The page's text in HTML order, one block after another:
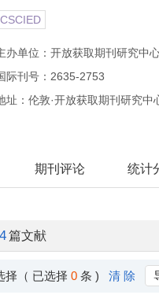
CSCIED
办单位：开放获取期刊研究中
际刊号：2635-2753
址：伦敦·开放获取期刊研究中
期刊评论 统计
4篇文献
择（ 已选择 0 条 ) 清 除